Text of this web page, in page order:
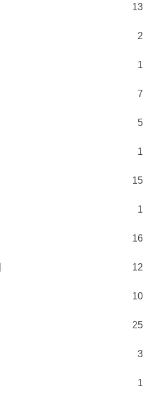
13
2
1
7
5
1
15
1
16
12
10
25
3
1